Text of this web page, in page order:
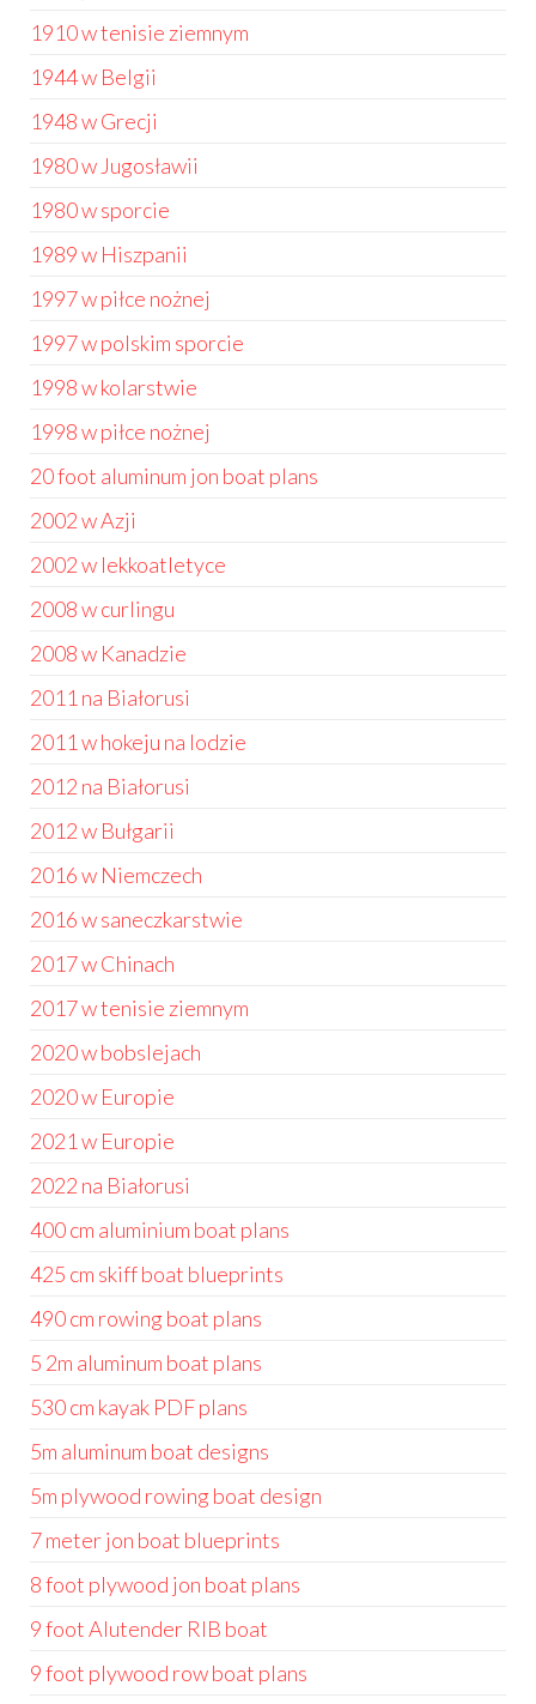
1910 w tenisie ziemnym
1944 w Belgii
1948 w Grecji
1980 w Jugosławii
1980 w sporcie
1989 w Hiszpanii
1997 w piłce nożnej
1997 w polskim sporcie
1998 w kolarstwie
1998 w piłce nożnej
20 foot aluminum jon boat plans
2002 w Azji
2002 w lekkoatletyce
2008 w curlingu
2008 w Kanadzie
2011 na Białorusi
2011 w hokeju na lodzie
2012 na Białorusi
2012 w Bułgarii
2016 w Niemczech
2016 w saneczkarstwie
2017 w Chinach
2017 w tenisie ziemnym
2020 w bobslejach
2020 w Europie
2021 w Europie
2022 na Białorusi
400 cm aluminium boat plans
425 cm skiff boat blueprints
490 cm rowing boat plans
5 2m aluminum boat plans
530 cm kayak PDF plans
5m aluminum boat designs
5m plywood rowing boat design
7 meter jon boat blueprints
8 foot plywood jon boat plans
9 foot Alutender RIB boat
9 foot plywood row boat plans